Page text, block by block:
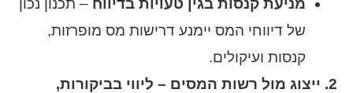
מניעת קנסות בגין טעויות בדיווח – תכנון נכון
של דיווחי המס יימנע דרישות מס מופרזות,
קנסות ועיקולים.
2. ייצוג מול רשות המסים – ליווי בביקורות,